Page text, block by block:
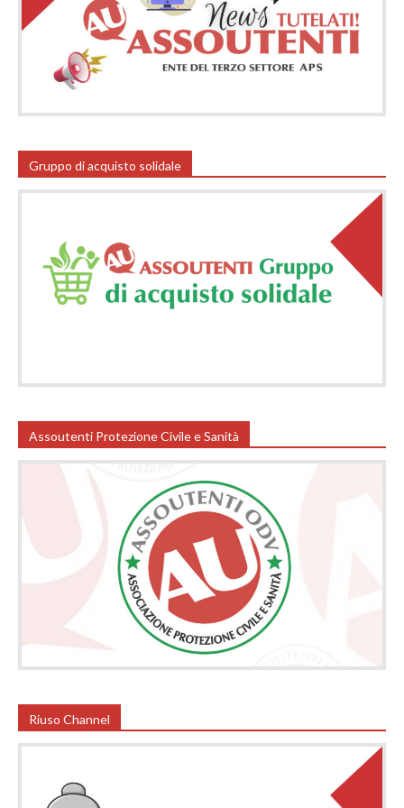
Gruppo di acquisto solidale
Assoutenti Protezione Civile e Sanità
Riuso Channel